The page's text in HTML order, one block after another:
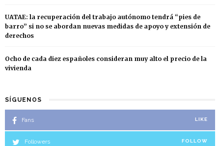
UATAE: la recuperación del trabajo autónomo tendrá “pies de
barro” si no se abordan nuevas medidas de apoyo y extensión de
derechos
Ocho de cada diez españoles consideran muy alto el precio de la
vivienda
SÍGUENOS
Fans LIKE
Followers FOLLOW